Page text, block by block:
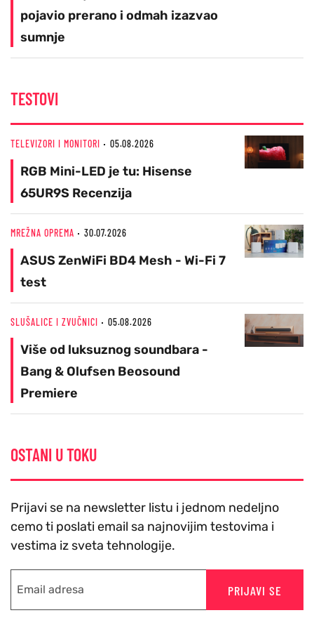
pojavio prerano i odmah izazvao
sumnje
TESTOVI
TELEVIZORI I MONITORI 05.08.2026
RGB Mini-LED je tu: Hisense
65UR9S Recenzija
MREŽNA OPREMA 30.07.2026
ASUS ZenWiFi BD4 Mesh - Wi-Fi 7
test
SLUŠALICE I ZVUČNICI 05.08.2026
Više od luksuznog soundbara -
Bang & Olufsen Beosound
Premiere
OSTANI U TOKU
Prijavi se na newsletter listu i jednom nedeljno
cemo ti poslati email sa najnovijim testovima i
vestima iz sveta tehnologije.
PRIJAVI SE